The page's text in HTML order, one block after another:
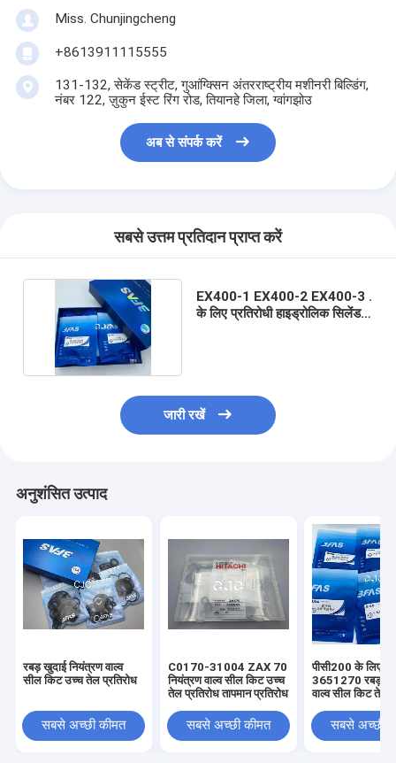
Miss. Chunjingcheng
+8613911115555
131-132, सेकेंड स्ट्रीट, गुआंग्क्सिन अंतरराष्ट्रीय मशीनरी बिल्डिंग,
नंबर 122, ज़ुकुन ईस्ट रिंग रोड, तियानहे जिला, ग्वांगझोउ
अब से संपर्क करें
सबसे उत्तम प्रतिदान प्राप्त करें
EX400-1 EX400-2 EX400-3 .
के लिए प्रतिरोधी हाइड्रोलिक सिलेंडर
जारी रखें
अनुशंसित उत्पाद
रबड़ खुदाई नियंत्रण वाल्व
सील किट उच्च तेल प्रतिरोध
सबसे अच्छी कीमत
C0170-31004 ZAX 70
नियंत्रण वाल्व सील किट उच्च
तेल प्रतिरोध तापमान प्रतिरोध
सबसे अच्छी कीमत
पीसी200 के लिए
3651270 रबड़
वाल्व सील किट तेल
सबसे अच्छी